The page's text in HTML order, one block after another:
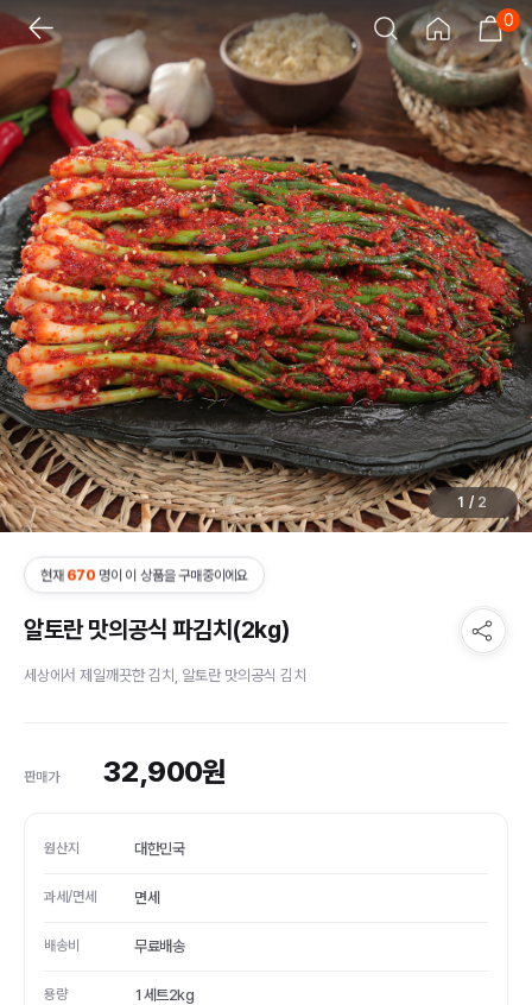
0
1 / 2
현재 670 명이 이 상품을 구매중이에요
알토란 맛의공식 파김치(2kg)
세상에서 제일깨끗한 김치, 알토란 맛의공식 김치
판매가 32,900원
원산지 대한민국
과세/면세 면세
배송비 무료배송
용량 1세트2kg